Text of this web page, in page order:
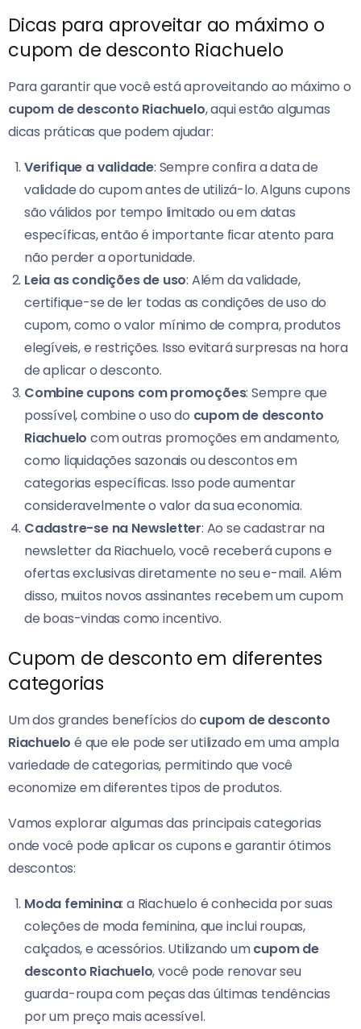
Dicas para aproveitar ao máximo o
cupom de desconto Riachuelo
Para garantir que você está aproveitando ao máximo o
cupom de desconto Riachuelo, aqui estão algumas
dicas práticas que podem ajudar:
Verifique a validade: Sempre confira a data de
validade do cupom antes de utilizá-lo. Alguns cupons
são válidos por tempo limitado ou em datas
específicas, então é importante ficar atento para
não perder a oportunidade.
Leia as condições de uso: Além da validade,
certifique-se de ler todas as condições de uso do
cupom, como o valor mínimo de compra, produtos
elegíveis, e restrições. Isso evitará surpresas na hora
de aplicar o desconto.
Combine cupons com promoções: Sempre que
possível, combine o uso do cupom de desconto
Riachuelo com outras promoções em andamento,
como liquidações sazonais ou descontos em
categorias específicas. Isso pode aumentar
consideravelmente o valor da sua economia.
Cadastre-se na Newsletter: Ao se cadastrar na
newsletter da Riachuelo, você receberá cupons e
ofertas exclusivas diretamente no seu e-mail. Além
disso, muitos novos assinantes recebem um cupom
de boas-vindas como incentivo.
Cupom de desconto em diferentes
categorias
Um dos grandes benefícios do cupom de desconto
Riachuelo é que ele pode ser utilizado em uma ampla
variedade de categorias, permitindo que você
economize em diferentes tipos de produtos.
Vamos explorar algumas das principais categorias
onde você pode aplicar os cupons e garantir ótimos
descontos:
Moda feminina: a Riachuelo é conhecida por suas
coleções de moda feminina, que inclui roupas,
calçados, e acessórios. Utilizando umcupom de
desconto Riachuelo, você pode renovar seu
guarda-roupa com peças das últimas tendências
por um preço mais acessível.